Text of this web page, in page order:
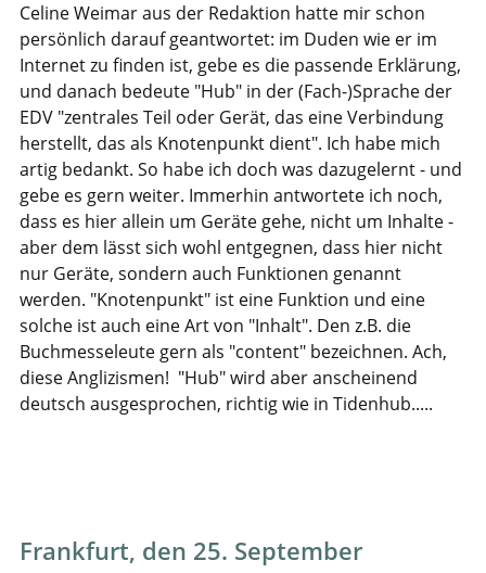
Celine Weimar aus der Redaktion hatte mir schon
persönlich darauf geantwortet: im Duden wie er im
Internet zu finden ist, gebe es die passende Erklärung,
und danach bedeute "Hub" in der (Fach-)Sprache der
EDV "zentrales Teil oder Gerät, das eine Verbindung
herstellt, das als Knotenpunkt dient". Ich habe mich
artig bedankt. So habe ich doch was dazugelernt - und
gebe es gern weiter. Immerhin antwortete ich noch,
dass es hier allein um Geräte gehe, nicht um Inhalte -
aber dem lässt sich wohl entgegnen, dass hier nicht
nur Geräte, sondern auch Funktionen genannt
werden. "Knotenpunkt" ist eine Funktion und eine
solche ist auch eine Art von "Inhalt". Den z.B. die
Buchmesseleute gern als "content" bezeichnen. Ach,
diese Anglizismen! "Hub" wird aber anscheinend
deutsch ausgesprochen, richtig wie in Tidenhub.....
Frankfurt, den 25. September